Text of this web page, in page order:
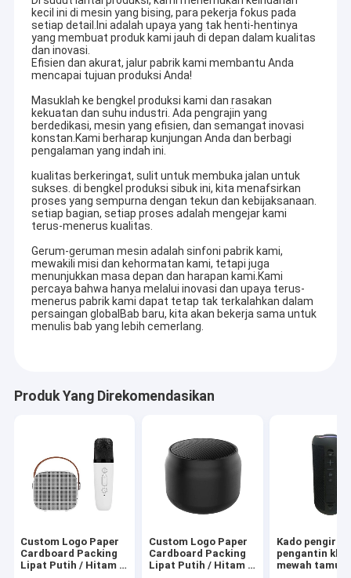
kecil ini di mesin yang bising, para pekerja fokus pada
setiap detail.Ini adalah upaya yang tak henti-hentinya
yang membuat produk kami jauh di depan dalam kualitas
dan inovasi.
Efisien dan akurat, jalur pabrik kami membantu Anda
mencapai tujuan produksi Anda!
Masuklah ke bengkel produksi kami dan rasakan
kekuatan dan suhu industri. Ada pengrajin yang
berdedikasi, mesin yang efisien, dan semangat inovasi
konstan.Kami berharap kunjungan Anda dan berbagi
pengalaman yang indah ini.
kualitas berkeringat, sulit untuk membuka jalan untuk
sukses. di bengkel produksi sibuk ini, kita menafsirkan
proses yang sempurna dengan tekun dan kebijaksanaan.
setiap bagian, setiap proses adalah mengejar kami
terus-menerus kualitas.
Gerum-geruman mesin adalah sinfoni pabrik kami,
mewakili misi dan kehormatan kami, tetapi juga
menunjukkan masa depan dan harapan kami.Kami
percaya bahwa hanya melalui inovasi dan upaya terus-
menerus pabrik kami dapat tetap tak terkalahkan dalam
persaingan globalBab baru, kita akan bekerja sama untuk
menulis bab yang lebih cemerlang.
Produk Yang Direkomendasikan
Custom Logo Paper
Cardboard Packing
Lipat Putih / Hitam /
Custom Logo Paper
Cardboard Packing
Lipat Putih / Hitam /
Kado
pengantin
mewah tamu